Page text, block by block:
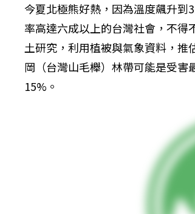
今夏北極熊好熱，因為溫度飆升
率高達六成以上的台灣社會，不
土研究，利用植被與氣象資料，
岡（台灣山毛櫸）林帶可能是受
15%。